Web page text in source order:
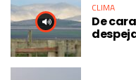
CLIMA
De